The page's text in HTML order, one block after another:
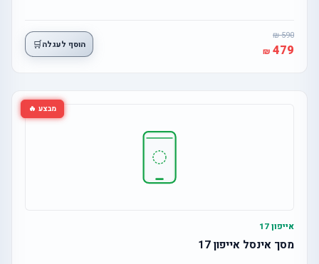
590
479 הוסף לעגלה🛒
מבצע 🔥
אייפון 17
מסך אינסל אייפון 17